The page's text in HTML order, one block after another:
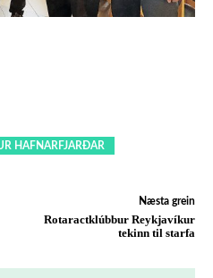
HAFNARFJARÐAR
Næsta grein
Rotaractklúbbur Reykjavíkur
tekinn til starfa